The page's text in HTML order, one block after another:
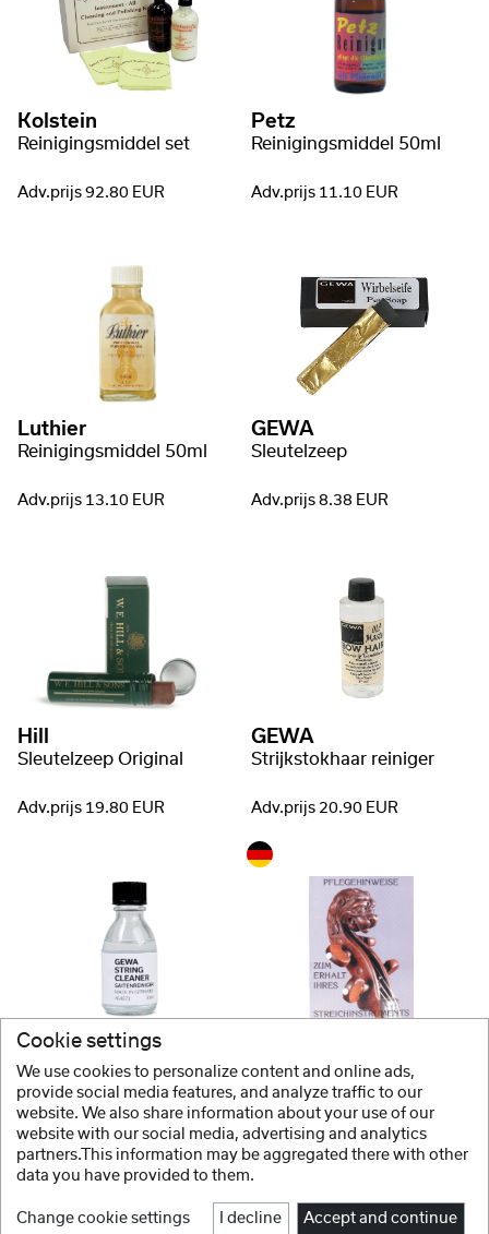
Kolstein
Reinigingsmiddel set
Adv.prijs 92.80 EUR
Petz
Reinigingsmiddel 50ml
Adv.prijs 11.10 EUR
Luthier
Reinigingsmiddel 50ml
Adv.prijs 13.10 EUR
GEWA
Sleutelzeep
Adv.prijs 8.38 EUR
Hill
Sleutelzeep Original
Adv.prijs 19.80 EUR
GEWA
Strijkstokhaar reiniger
Adv.prijs 20.90 EUR
GEWA
Snaren reiniger
Adv.prijs 14.30 EUR Adv.prijs 11.50 EUR
Cookie settings
We use cookies to personalize content and online ads,
provide social media features, and analyze traffic to our
website. We also share information about your use of our
website with our social media, advertising and analytics
partners.This information may be aggregated there with other
data you have provided to them.
Change cookie settings I decline Accept and continue